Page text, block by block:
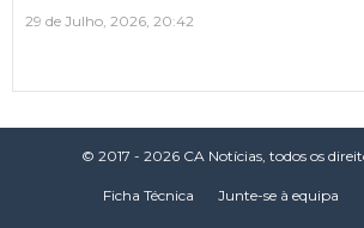
29 de Julho, 2026, 20:42
© 2017 - 2026 CA Notícias, todos os
Ficha Técnica Junte-se à equipa